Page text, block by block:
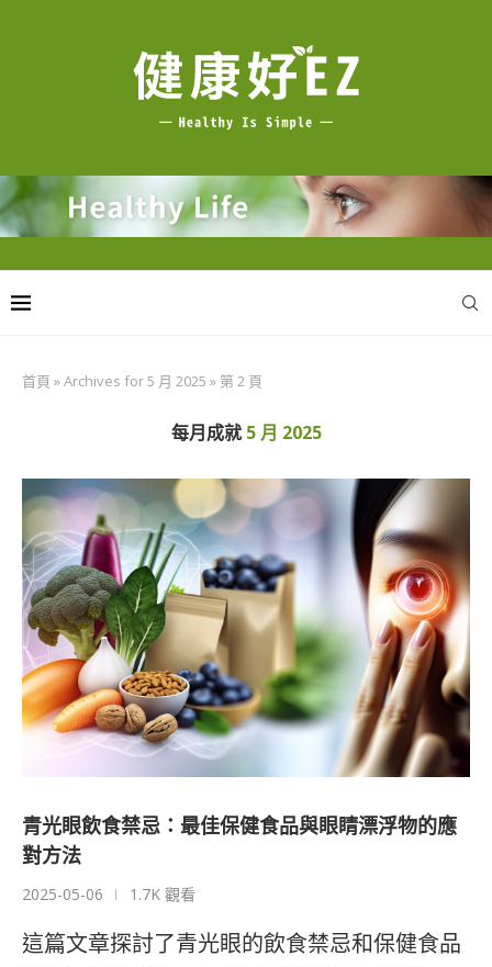
首頁 »Archives for 5 月 2025 » 第 2 頁
每月成就5 月 2025
青光眼飲食禁忌：最佳保健食品與眼睛漂浮物的應
對方法
2025-05-06 1.7K 觀看
這篇文章探討了青光眼的飲食禁忌和保健食品